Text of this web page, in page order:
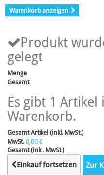
Warenkorb anzeigen
Produkt
gelegt
Menge
Gesamt
Es gibt 1
Warenkorb.
Gesamt Artikel (inkl. MwSt.)
MwSt.0,00 €
Gesamt (inkl. MwSt.)
Einkauf fortsetzen Zur